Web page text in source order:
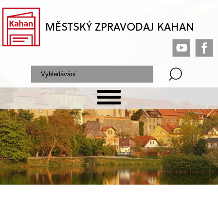
MĚSTSKÝ ZPRAVODAJ KAHAN